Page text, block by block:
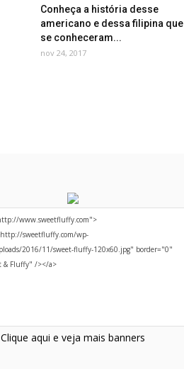
Conheça a história desse
americano e dessa filipina que
se conheceram...
nov 24, 2017
Clique aqui e veja mais banners